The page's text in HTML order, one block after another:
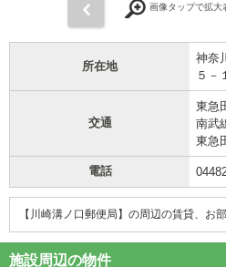
画像タップで拡大
所在地
神奈
５－
交通
東急
南武
東急
電話
【川崎溝ノ口郵便局】の周辺の賃貸、お
施設周辺の物件